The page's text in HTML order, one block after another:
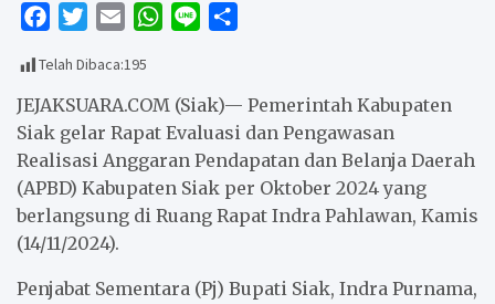
c
e
b
o
o
k
i
t
t
e
r
a
i
l
W
t
s
A
p
p
e
r
e
Telah Dibaca:195
JEJAKSUARA.COM (Siak)— Pemerintah Kabupaten
Siak gelar Rapat Evaluasi dan Pengawasan
Realisasi Anggaran Pendapatan dan Belanja Daerah
(APBD) Kabupaten Siak per Oktober 2024 yang
berlangsung di Ruang Rapat Indra Pahlawan, Kamis
(14/11/2024).
Penjabat Sementara (Pj) Bupati Siak, Indra Purnama,